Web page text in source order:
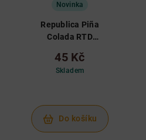
Novinka
Republica Piña
Colada RTD
45 Kč
Skladem
Do košíku